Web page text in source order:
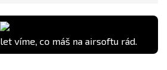
víme, co máš na airsoftu rád.